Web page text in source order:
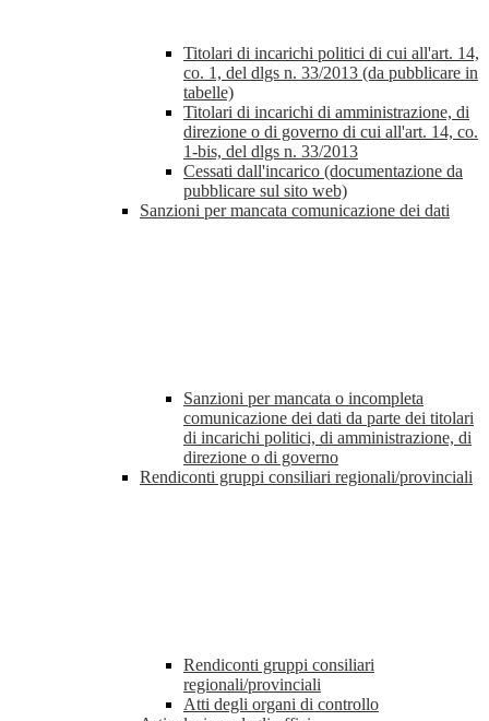
Titolari di incarichi politici di cui all'art. 14,
co. 1, del dlgs n. 33/2013 (da pubblicare in
tabelle)
Titolari di incarichi di amministrazione, di
direzione o di governo di cui all'art. 14, co.
1-bis, del dlgs n. 33/2013
Cessati dall'incarico (documentazione da
pubblicare sul sito web)
Sanzioni per mancata comunicazione dei dati
Sanzioni per mancata o incompleta
comunicazione dei dati da parte dei titolari
di incarichi politici, di amministrazione, di
direzione o di governo
Rendiconti gruppi consiliari regionali/provinciali
Rendiconti gruppi consiliari
regionali/provinciali
Atti degli organi di controllo